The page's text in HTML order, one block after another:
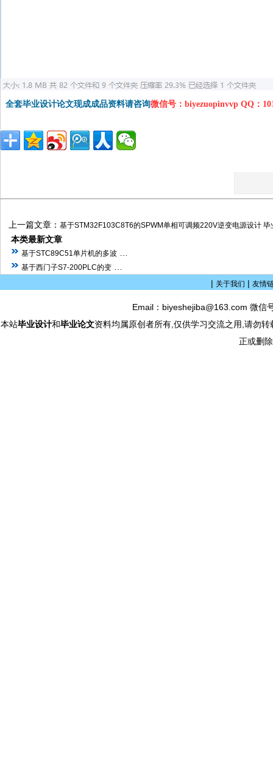
全套毕业设计论文现成成品资料请咨询微信号：biyezuopinvvp QQ：
上一篇文章： 基于STM32F103C8T6的SPWM单相可调频220V逆变电源设计
本类最新文章
基于STC89C51单片机的多波
基于西门子S7-200PLC的变…
| 关于我们 | 友情
Email：biyeshejiba@163.com 微
本站毕业设计和毕业论文资料均属原创者所有,仅供学习交流之用,请勿
正或删